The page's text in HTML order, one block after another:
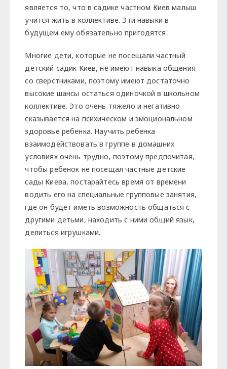
является то, что в садике частном Киев малыш
учится жить в коллективе. Эти навыки в
будущем ему обязательно пригодятся.
Многие дети, которые не посещали частный
детский садик Киев, не имеют навыка общения
со сверстниками, поэтому имеют достаточно
высокие шансы остаться одиночкой в ​​школьном
коллективе. Это очень тяжело и негативно
сказывается на психическом и эмоциональном
здоровье ребенка. Научить ребенка
взаимодействовать в группе в домашних
условиях очень трудно, поэтому предпочитая,
чтобы ребенок не посещал частные детские
сады Киева, постарайтесь время от времени
водить его на специальные групповые занятия,
где он будет иметь возможность общаться с
другими детьми, находить с ними общий язык,
делиться игрушками.